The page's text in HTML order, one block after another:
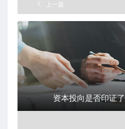
上一篇
资本投向是否印证